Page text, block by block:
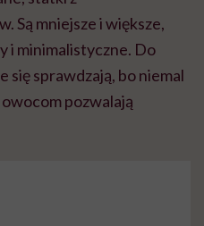
Są mniejsze i większe,
i minimalistyczne. Do
się sprawdzają, bo niemal
pozwalają